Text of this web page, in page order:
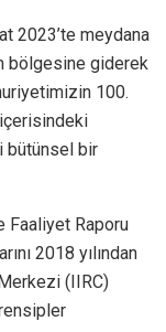
2023’te meydana
bölgesine giderek
100.
içerisindeki
bütünsel bir
Faaliyet Raporu
2018 yılından
(IIRC)